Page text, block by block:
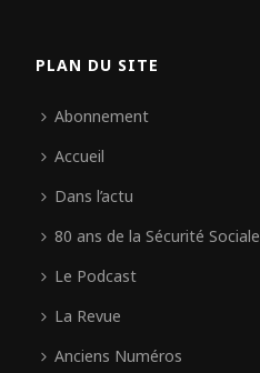
PLAN DU SITE
Abonnement
Accueil
Dans l’actu
80 ans de la Sécurité Sociale
Le Podcast
La Revue
Anciens Numéros